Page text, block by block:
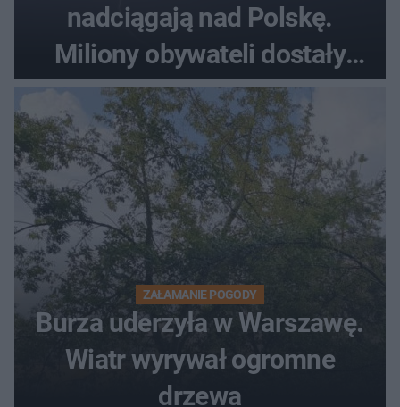
nadciągają nad Polskę.
Miliony obywateli dostały
wiadomości z pilnym
ostrzeżeniem
ZAŁAMANIE POGODY
Burza uderzyła w Warszawę.
Wiatr wyrywał ogromne
drzewa